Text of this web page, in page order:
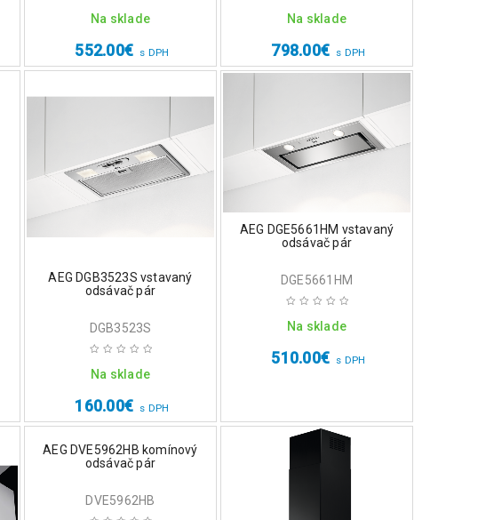
Na sklade
552.00€ s DPH
Na sklade
798.00€ s DPH
AEG DGB3523S vstavaný
odsávač pár
DGB3523S
Na sklade
160.00€ s DPH
AEG DGE5661HM vstavaný
odsávač pár
DGE5661HM
Na sklade
510.00€ s DPH
AEG DVE5962HB komínový
odsávač pár
DVE5962HB